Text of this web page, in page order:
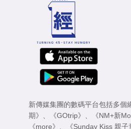
新傳媒集團的數碼平台包括多個
期》 、 《GOtrip》 、 《NM+新
《more》 、 《Sunday Kiss 親子